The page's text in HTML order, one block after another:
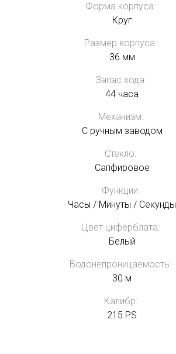
Форма корпуса:
Круг
Размер корпуса:
36 мм
Запас хода:
44 часа
Механизм:
С ручным заводом
Стекло:
Сапфировое
Функции:
Часы / Минуты / Секунды
Цвет циферблата:
Белый
Водонепроницаемость:
30 м
Калибр:
215 PS